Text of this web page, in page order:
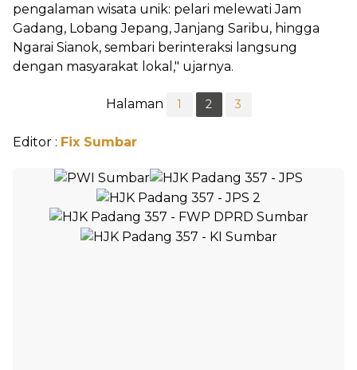
pengalaman wisata unik: pelari melewati Jam
Gadang, Lobang Jepang, Janjang Saribu, hingga
Ngarai Sianok, sembari berinteraksi langsung
dengan masyarakat lokal," ujarnya.
Halaman 1 2 3
Editor : Fix Sumbar